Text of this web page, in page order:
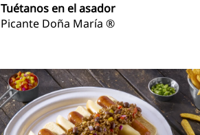
Tuétanos en el asador
Picante Doña María ®